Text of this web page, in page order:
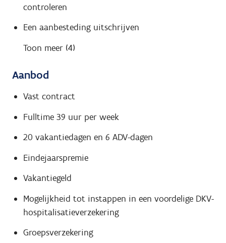
controleren
Een aanbesteding uitschrijven
Toon meer (4)
Aanbod
Vast contract
Fulltime 39 uur per week
20 vakantiedagen en 6 ADV-dagen
Eindejaarspremie
Vakantiegeld
Mogelijkheid tot instappen in een voordelige DKV-
hospitalisatieverzekering
Groepsverzekering